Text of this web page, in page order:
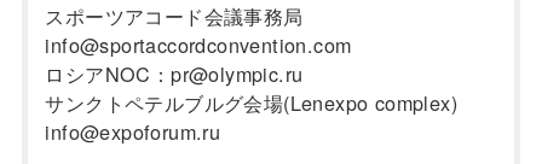
スポーツアコード会議事務局
info@sportaccordconvention.com
ロシアNOC：pr@olympic.ru
サンクトペテルブルグ会場(Lenexpo complex)
info@expoforum.ru